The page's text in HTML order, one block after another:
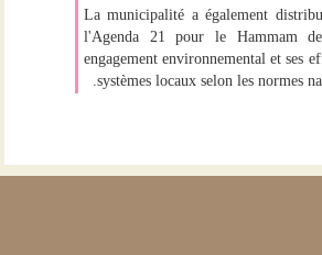
La municipalité a également
l'Agenda 21 pour le Hammam
engagement environnemental et ses
systèmes locaux selon les normes